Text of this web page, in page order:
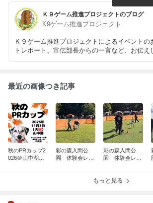
Ｋ９ゲーム推進プロジェクトのブログ
K9ゲーム推進プロジェクト
Ｋ９ゲーム推進プロジェクトによるイベントの
トレポート、宣伝部長からの一言など、お伝え
ゲーム推進プロジェクトのＨＰも完成しまし
最近の画像つき記事
秋のPRカップ2
026＠山中湖
彩の森入間公
園 体験会レ
彩の森入間公
園 体験会レ
もっと見る